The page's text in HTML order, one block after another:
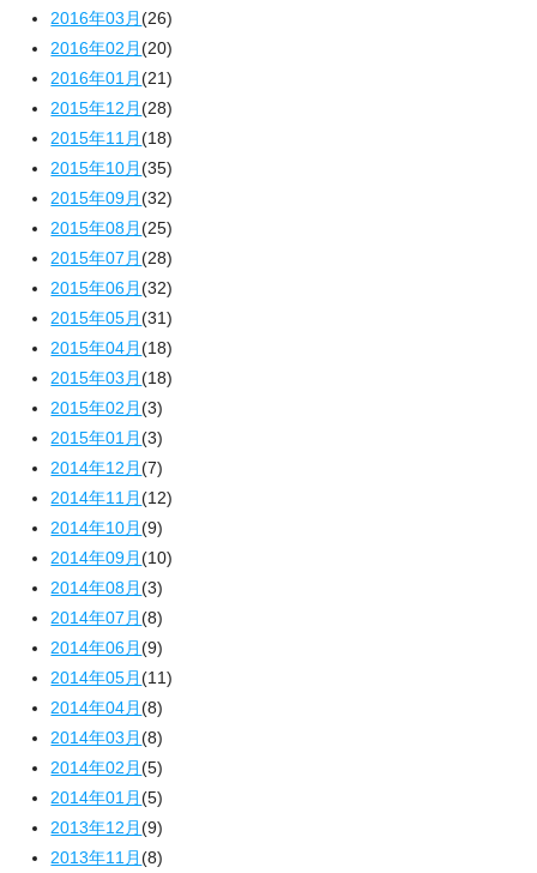
2016年03月(26)
2016年02月(20)
2016年01月(21)
2015年12月(28)
2015年11月(18)
2015年10月(35)
2015年09月(32)
2015年08月(25)
2015年07月(28)
2015年06月(32)
2015年05月(31)
2015年04月(18)
2015年03月(18)
2015年02月(3)
2015年01月(3)
2014年12月(7)
2014年11月(12)
2014年10月(9)
2014年09月(10)
2014年08月(3)
2014年07月(8)
2014年06月(9)
2014年05月(11)
2014年04月(8)
2014年03月(8)
2014年02月(5)
2014年01月(5)
2013年12月(9)
2013年11月(8)